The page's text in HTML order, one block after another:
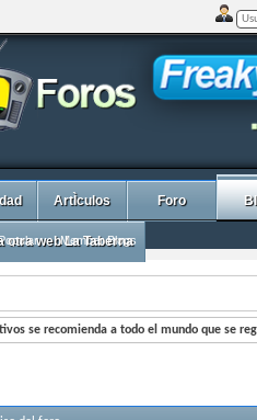
ArtÌculos Foro
Member Blogs
otra web La Taberna
se recomienda a todo el mundo que se